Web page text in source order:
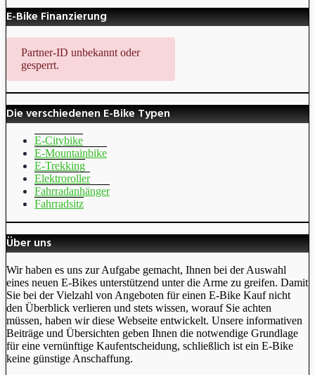
E-Bike Finanzierung
Partner-ID unbekannt oder
gesperrt.
Die verschiedenen E-Bike Typen
E-Citybike
E-Mountainbike
E-Trekking
Elektroroller
Fahrradanhänger
Fahrradsitz
Über uns
Wir haben es uns zur Aufgabe gemacht, Ihnen bei der Auswahl
eines neuen E-Bikes unterstützend unter die Arme zu greifen. Damit
Sie bei der Vielzahl von Angeboten für einen E-Bike Kauf nicht
den Überblick verlieren und stets wissen, worauf Sie achten
müssen, haben wir diese Webseite entwickelt. Unsere informativen
Beiträge und Übersichten geben Ihnen die notwendige Grundlage
für eine vernünftige Kaufentscheidung, schließlich ist ein E-Bike
keine günstige Anschaffung.